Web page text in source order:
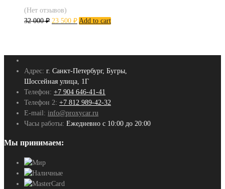
(Нет отзывов)
32 000₽ 23 500 ₽ Add to cart
Адрес: г. Санкт-Петербург, Бугры,
Шоссейная улица, 1Г
Телефон: +7 904 646-41-41
Телефон 2: +7 812 989-42-32
E-mail: info@proxycar.ru
Часы работы: Ежедневно с 10:00 до 20:00
Мы принимаем: